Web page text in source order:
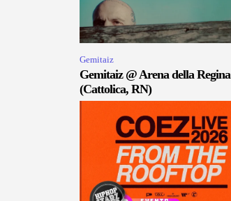
Gemitaiz
Gemitaiz @ Arena della Regina
(Cattolica, RN)